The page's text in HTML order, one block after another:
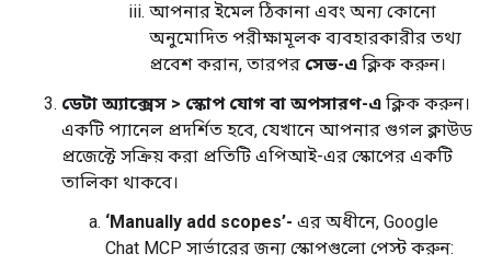
আপনার ইমেল ঠিকানা এবং অন্য কোনো
অনুমোদিত পরীক্ষামূলক ব্যবহারকারীর তথ্য
প্রবেশ করান, তারপর সেভ-এ ক্লিক করুন।
ডেটা অ্যাক্সেস > স্কোপ যোগ বা অপসারণ-এ ক্লিক করুন।
একটি প্যানেল প্রদর্শিত হবে, যেখানে আপনার গুগল ক্লাউড
প্রজেক্টে সক্রিয় করা প্রতিটি এপিআই-এর স্কোপের একটি
তালিকা থাকবে।
‘Manually add scopes’- এর অধীনে, Google
Chat MCP সার্ভারের জন্য স্কোপগুলো পেস্ট করুন: